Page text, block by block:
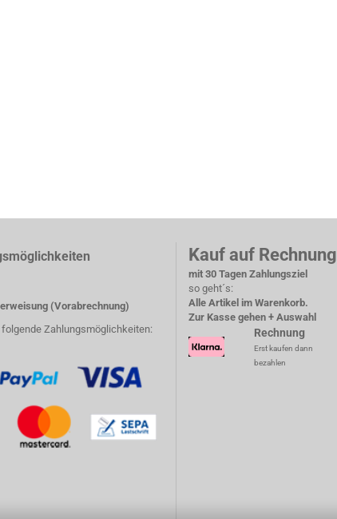
(Vorabrechnung)
folgende Zahlungsmöglichkeiten:
Kauf auf Rechnung
mit 30 Tagen Zahlungsziel
so geht´s:
Alle Artikel im Warenkorb.
Zur Kasse gehen + Auswahl
Rechnung
Erst kaufen dann
bezahlen